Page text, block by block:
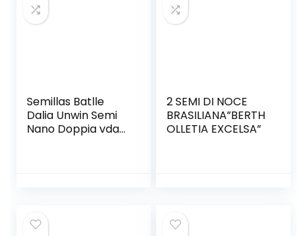
Semillas Batlle
Dalia Unwin Semi
Nano Doppia vda
2 SEMI DI NOCE
BRASILIANA”BERTH
OLLETIA EXCELSA”